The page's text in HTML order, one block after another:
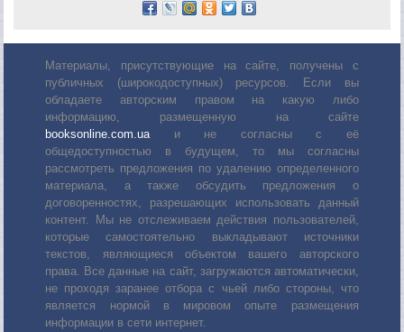
Материалы, присутствующие на сайте, получены с
публичных (широкодоступных) ресурсов. Если вы
обладаете авторским правом на какую либо
информацию, размещенную на сайте
booksonline.com.ua и не согласны с её
общедоступностью в будущем, то мы согласны
рассмотреть предложения по удалению определенного
материала, а также обсудить предложения о
договоренностях, разрешающих использовать данный
контент. Мы не отслеживаем действия пользователей,
которые самостоятельно выкладывают источники
текстов, являющиеся объектом вашего авторского
права. Все данные на сайт, загружаются автоматически,
не проходя заранее отбора с чьей либо стороны, что
является нормой в мировом опыте размещения
информации в сети интернет.